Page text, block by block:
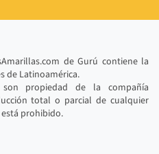
de Gurú contiene la
de Latinoamérica.
propiedad de la compañía
total o parcial de cualquier
prohibido.